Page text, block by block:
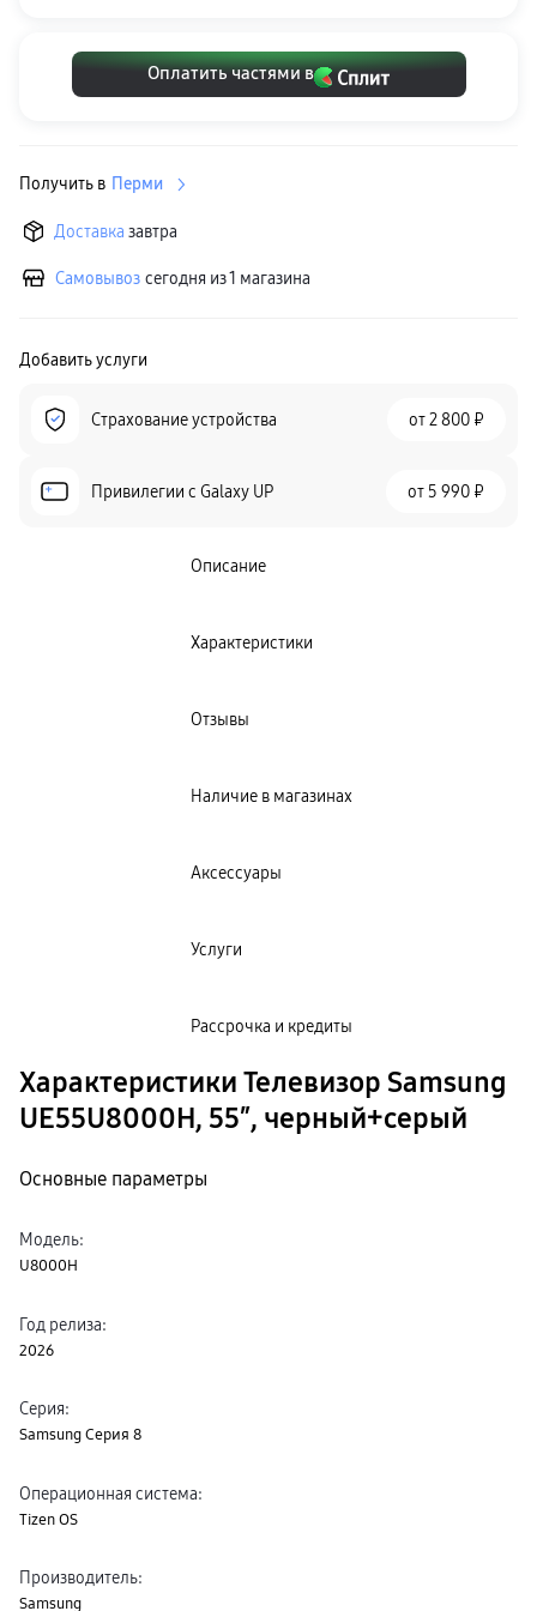
Уценка
Оплатить частями в
Получить в Перми
Доставка завтра
Самовывоз сегодня из 1 магазина
Добавить услуги
Страхование устройства от2 800 ₽
Привилегии c Galaxy UP от 5 990 ₽
Описание
Характеристики
Отзывы
Наличие в магазинах
Аксессуары
Услуги
Рассрочка и кредиты
Характеристики Телевизор Samsung
UE55U8000H, 55″, черный+серый
Основные параметры
Модель:
U8000H
Год релиза:
2026
Серия:
Samsung Серия 8
Операционная система:
Tizen OS
Производитель:
Samsung